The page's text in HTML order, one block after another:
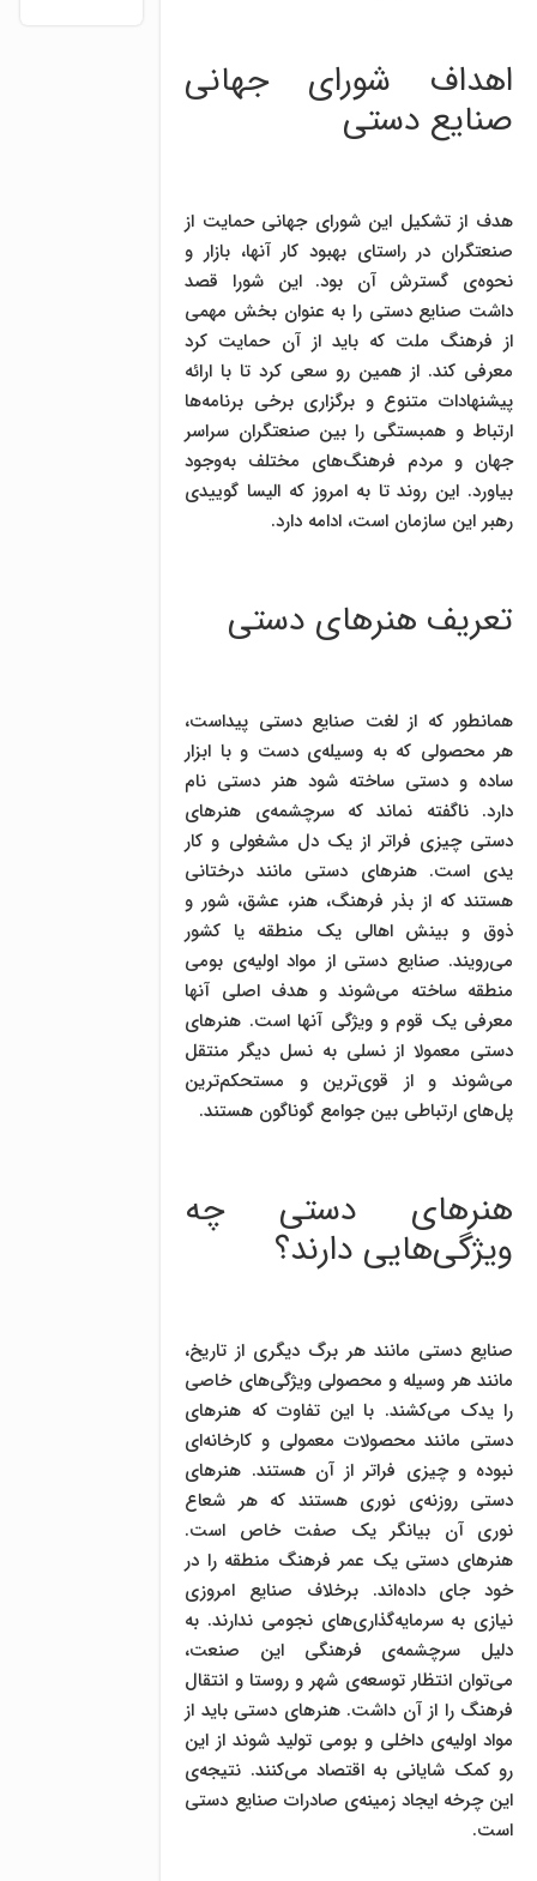
اهداف شورای جهانی
صنایع دستی
هدف از تشکیل این شورای جهانی حمایت از
صنعتگران در راستای بهبود کار آنها، بازار و
نحوه‌ی گسترش آن بود. این شورا قصد
داشت صنایع دستی را به عنوان بخش مهمی
از فرهنگ ملت که باید از آن حمایت کرد
معرفی کند. از همین رو سعی کرد تا با ارائه
پیشنهادات متنوع و برگزاری برخی برنامه‌ها
ارتباط و همبستگی را بین صنعتگران سراسر
جهان و مردم فرهنگ‌های مختلف به‌وجود
بیاورد. این روند تا به امروز که الیسا گوییدی
رهبر این سازمان است، ادامه دارد.
تعریف هنرهای دستی
همانطور که از لغت صنایع دستی پیداست،
هر محصولی که به وسیله‌ی دست و با ابزار
ساده و دستی ساخته شود هنر دستی نام
دارد. ناگفته نماند که سرچشمه‌ی هنرهای
دستی چیزی فراتر از یک دل مشغولی و کار
یدی است. هنرهای دستی مانند درختانی
هستند که از بذر فرهنگ، هنر، عشق، شور و
ذوق و بینش اهالی یک منطقه یا کشور
می‌رویند. صنایع دستی از مواد اولیه‌ی بومی
منطقه‌ ساخته می‌شوند و هدف اصلی آنها
معرفی یک قوم و ویژگی آنها است. هنرهای
دستی معمولا از نسلی به نسل دیگر منتقل
می‌شوند و از قوی‌ترین و مستحکم‌ترین
پل‌های ارتباطی بین جوامع گوناگون هستند.
هنرهای دستی چه
ویژگی‌هایی دارند؟
صنایع دستی مانند هر برگ دیگری از تاریخ،
مانند هر وسیله و محصولی ویژگی‌های خاصی
را یدک می‌کشند. با این تفاوت که هنرهای
دستی مانند محصولات معمولی و کارخانه‌ای
نبوده و چیزی فراتر از آن هستند. هنرهای
دستی روزنه‌‌ی نوری هستند که هر شعاع
نوری آن بیانگر یک صفت خاص است.
هنرهای دستی یک عمر فرهنگ منطقه را در
خود جای داده‌اند. برخلاف صنایع امروزی
نیازی به سرمایه‌گذاری‌های نجومی ندارند. به
دلیل سرچشمه‌ی فرهنگی این صنعت،
می‌توان انتظار توسعه‌ی شهر و روستا و انتقال
فرهنگ را از آن داشت. هنرهای دستی باید از
مواد اولیه‌ی داخلی و بومی تولید شوند از این
رو کمک شایانی به اقتصاد می‌کنند. نتیجه‌ی
این چرخه ایجاد زمینه‌ی صادرات صنایع دستی
است.